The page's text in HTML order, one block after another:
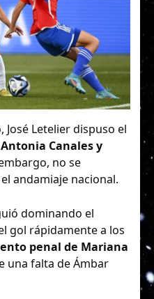
Letelier dispuso el
Canales y
no se
andamiaje nacional.
dominando el
gol rápidamente a los
penal de Mariana
una falta de Ámbar